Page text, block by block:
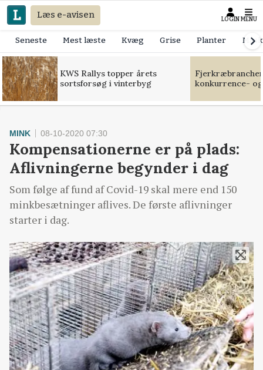
Læs e-avisen LOGIN MENU
Seneste Mest læste Kvæg Grise Planter
KWS Rallys topper årets
sortsforsøg i vinterbyg
konkurrence-
MINK 08-10-2020 07:30
Kompensationerne er på plads:
Aflivningerne begynder i dag
Som følge af fund af Covid-19 skal mere end 150
minkbesætninger aflives. De første aflivninger
starter i dag.